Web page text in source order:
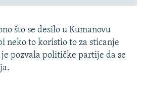
što se desilo u Kumanovu
neko to koristio to za sticanje
pozvala političke partije da se